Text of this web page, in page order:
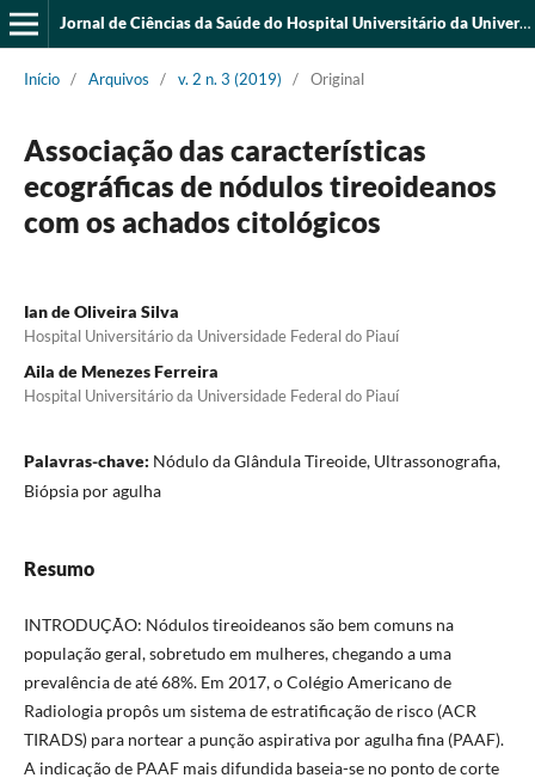
Jornal de Ciências da Saúde do Hospital Universitário da Universidade Federal do Piauí
Início / Arquivos / v. 2 n. 3 (2019) / Original
Associação das características
ecográficas de nódulos tireoideanos
com os achados citológicos
Ian de Oliveira Silva
Hospital Universitário da Universidade Federal do Piauí
Aila de Menezes Ferreira
Hospital Universitário da Universidade Federal do Piauí
Palavras-chave: Nódulo da Glândula Tireoide, Ultrassonografia,
Biópsia por agulha
Resumo
INTRODUÇÃO: Nódulos tireoideanos são bem comuns na
população geral, sobretudo em mulheres, chegando a uma
prevalência de até 68%. Em 2017, o Colégio Americano de
Radiologia propôs um sistema de estratificação de risco (ACR
TIRADS) para nortear a punção aspirativa por agulha fina (PAAF).
A indicação de PAAF mais difundida baseia-se no ponto de corte